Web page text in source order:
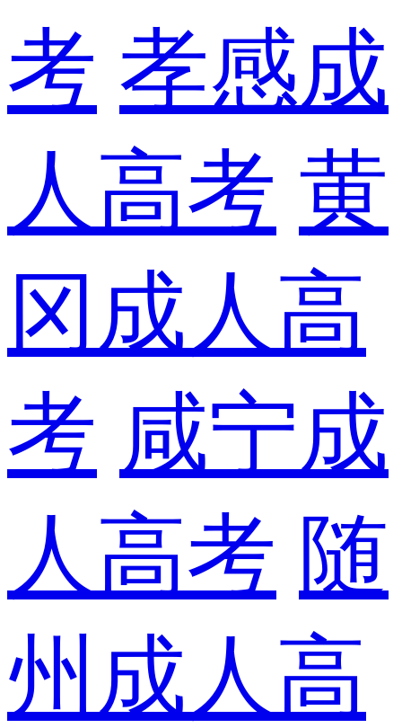
考 孝感成
人高考 黄
冈成人高
考 咸宁成
人高考 随
州成人高